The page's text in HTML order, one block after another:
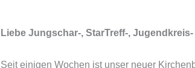
Liebe Jungschar-, StarTreff-,
Seit einigen Wochen ist unser neuer